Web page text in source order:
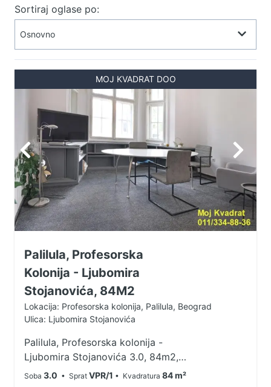
Sortiraj oglase po:
MOJ KVADRAT DOO
Palilula, Profesorska
Kolonija - Ljubomira
Stojanovića, 84M2
Lokacija: Profesorska kolonija, Palilula, Beograd
Ulica: Ljubomira Stojanovića
Palilula, Profesorska kolonija -
Ljubomira Stojanovića 3.0, 84m2,
VPR/1, EG U ponudi salonski stan u
Soba 3.0 • Sprat VPR/1 • Kvadratura 84 m²